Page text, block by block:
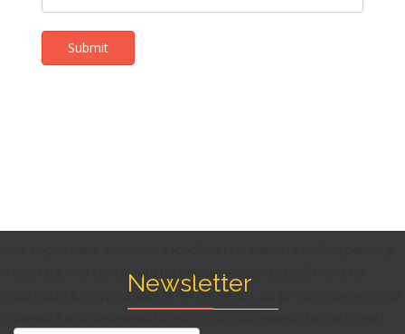
Submit
Newsletter
Некои од нив се од суштинско значење за работата на
страницата, додека други ни помагаат да ја подобриме оваа